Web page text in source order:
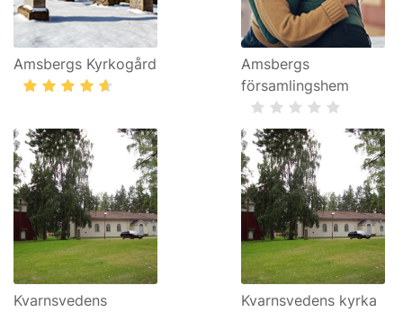
Amsbergs Kyrkogård
Amsbergs
församlingshem
Kvarnsvedens
Kvarnsvedens kyrka